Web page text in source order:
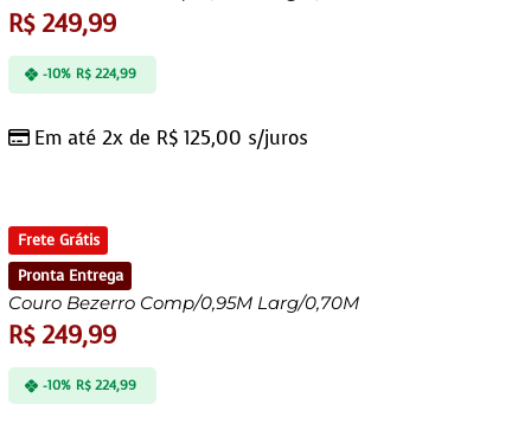
R$249,99
Em até 2x de R$ 125,00 s/juros
-10% R$224,99
Frete Grátis
Pronta Entrega
Couro Bezerro Comp/0,95M Larg/0,70M
R$249,99
-10% R$224,99